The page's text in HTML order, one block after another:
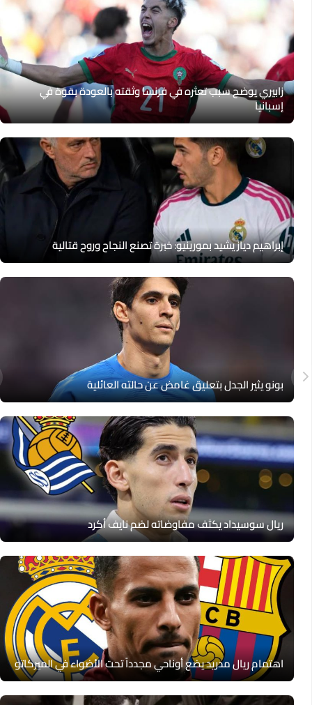
زابيري يوضح سبب تعثره في فرنسا وثقته بالعودة بقوة في
إسبانيا
إبراهيم دياز يشيد بمورينيو: خبرة تصنع النجاح وروح قتالية
بونو يثير الجدل بتعليق غامض عن حالته العائلية
ريال سوسيداد يكثف مفاوضاته لضم نايف أكرد
اهتمام ريال مدريد يضع أوناحي مجدداً تحت الأضواء في الميركاتو